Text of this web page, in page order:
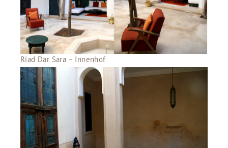
Riad Dar Sara – Innenhof